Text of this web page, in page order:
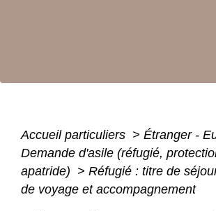
Accueil particuliers > Étranger -
Demande d'asile (réfugié,
apatride) > Réfugié : titre de
de voyage et accompagnement